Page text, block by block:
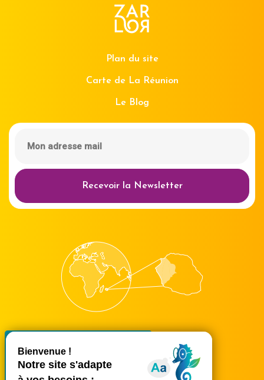
Masquer le
Plan du site
Carte de La Réunion
Le Blog
Recevoir la Newsletter
accueil@ouest-lareunion.com
tél.02 62 42 31 31